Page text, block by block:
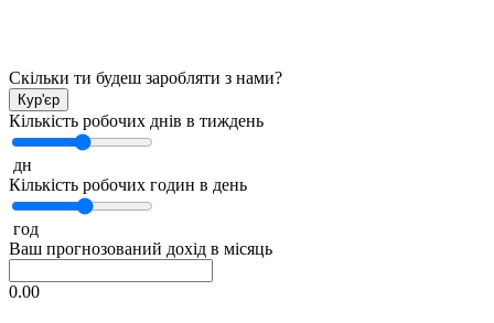
Скільки ти будеш заробляти з нами?
Кур'єр
Кількість робочих днів в тиждень
дн
Кількість робочих годин в день
год
Ваш прогнозований дохід в місяць
0.00